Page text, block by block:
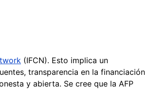
(IFCN). Esto implica un
transparencia en la financiación
y abierta. Se cree que la AFP